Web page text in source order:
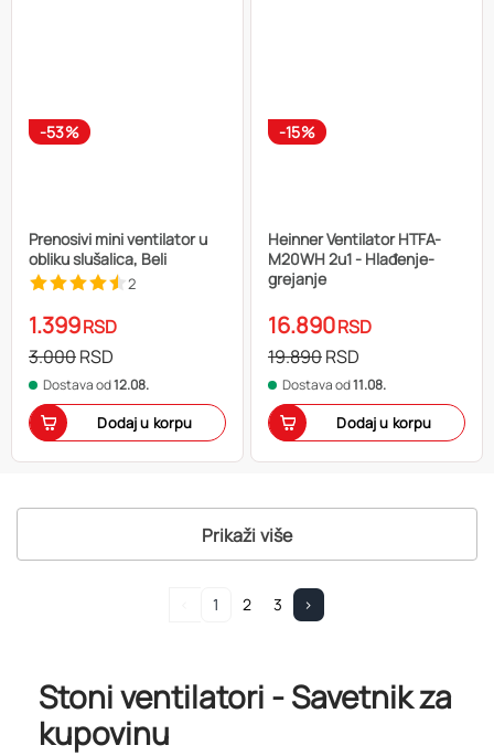
-53%
Prenosivi mini ventilator u
obliku slušalica, Beli
2
1.399RSD
3.000RSD
Dostava od12.08.
Dodaj u korpu
-15%
Heinner Ventilator HTFA-
M20WH 2u1 - Hlađenje-
grejanje
16.890RSD
19.890RSD
Dostava od11.08.
Dodaj u korpu
Prikaži više
1 2 3 >
Stoni ventilatori - Savetnik za
kupovinu